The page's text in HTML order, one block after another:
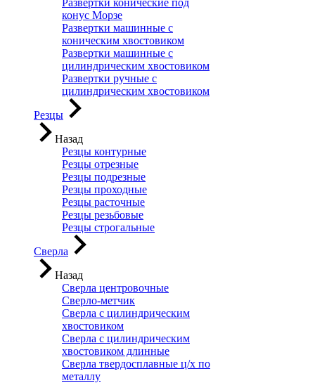
Развертки конические под
конус Морзе
Развертки машинные с
коническим хвостовиком
Развертки машинные с
цилиндрическим хвостовиком
Развертки ручные с
цилиндрическим хвостовиком
Резцы
Назад
Резцы контурные
Резцы отрезные
Резцы подрезные
Резцы проходные
Резцы расточные
Резцы резьбовые
Резцы строгальные
Сверла
Назад
Сверла центровочные
Сверло-метчик
Сверла с цилиндрическим
хвостовиком
Сверла с цилиндрическим
хвостовиком длинные
Сверла твердосплавные ц/х по
металлу